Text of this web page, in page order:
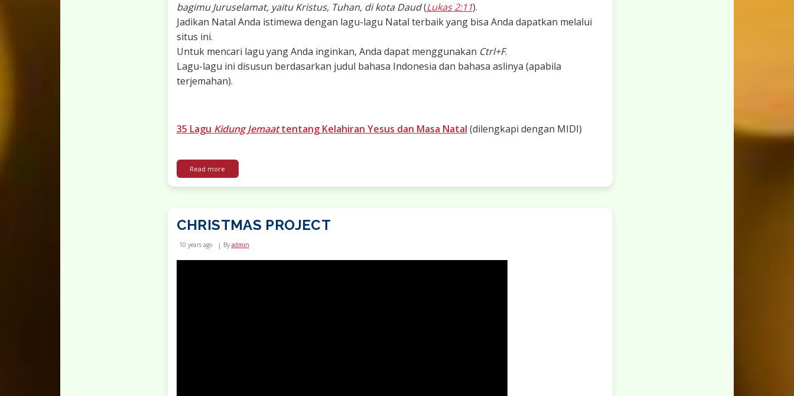
bagimu Juruselamat, yaitu Kristus, Tuhan, di kota Daud(Lukas 2:11).
Jadikan Natal Anda istimewa dengan lagu-lagu Natal terbaik yang bisa Anda dapatkan melalui
situs ini.
Untuk mencari lagu yang Anda inginkan, Anda dapat menggunakan Ctrl+F.
Lagu-lagu ini disusun berdasarkan judul bahasa Indonesia dan bahasa aslinya (apabila
terjemahan).
35 Lagu Kidung Jemaattentang Kelahiran Yesus dan Masa Natal (dilengkapi dengan MIDI)
Read more
CHRISTMAS PROJECT
10 years ago By admin